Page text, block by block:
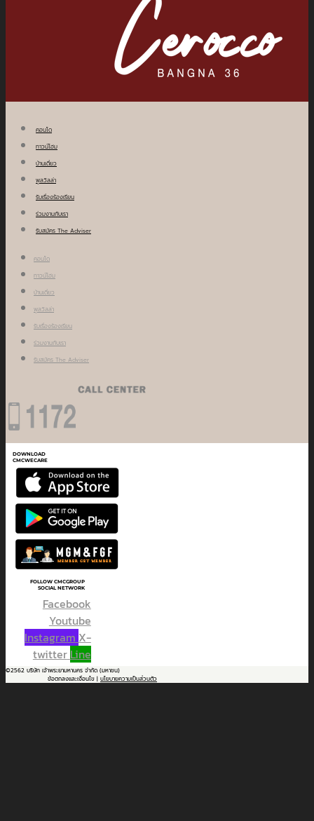
คอนโด
ทาวน์โฮม
บ้านเดี่ยว
พูลวิลล่า
รับเรื่องร้องเรียน
ร่วมงานกับเรา
รับสมัคร The Adviser
คอนโด
ทาวน์โฮม
บ้านเดี่ยว
พูลวิลล่า
รับเรื่องร้องเรียน
ร่วมงานกับเรา
รับสมัคร The Adviser
DOWNLOAD
CMCWECARE
FOLLOW CMCGROUP
SOCIAL NETWORK
Facebook
Youtube
Instagram X-
twitter Line
©2562 บริษัท เจ้าพระยามหานคร จำกัด (มหาชน)
ข้อตกลงและเงื่อนไข | นโยบายความเป็นส่วนตัว